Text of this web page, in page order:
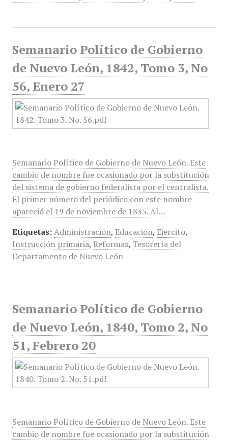
Semanario Político de Gobierno
de Nuevo León, 1842, Tomo 3, No
56, Enero 27
Semanario Político de Gobierno de Nuevo León. Este
cambio de nombre fue ocasionado por la substitución
del sistema de gobierno federalista por el centralista.
El primer número del periódico con este nombre
apareció el 19 de noviembre de 1835. Al…
Etiquetas: Administración, Educación, Ejercito,
Instrucción primaria, Reformas, Tesorería del
Departamento de Nuevo León
Semanario Político de Gobierno
de Nuevo León, 1840, Tomo 2, No
51, Febrero 20
Semanario Político de Gobierno de Nuevo León. Este
cambio de nombre fue ocasionado por la substitución